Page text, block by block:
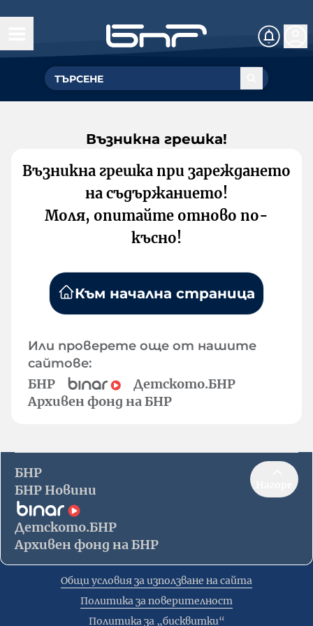
Възникна грешка!
Възникна грешка при зареждането
на съдържанието!
Моля, опитайте отново по-
късно!
Към начална страница
Или проверете още от нашите
сайтове:
БНР
Детското.БНР
Архивен фонд на БНР
БНР
БНР Новини
Детското.БНР
Архивен фонд на БНР
Общи условия за използване на сайта
Политика за поверителност
Политика за „бисквитки“